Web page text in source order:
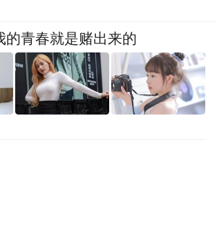
的青春就是赌出来的